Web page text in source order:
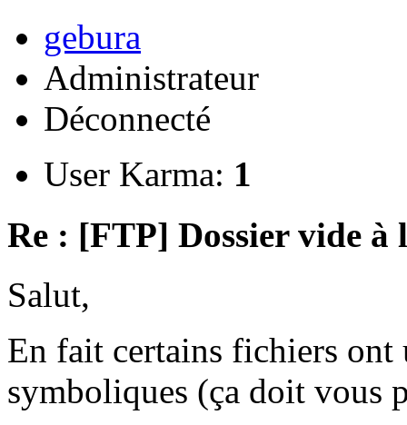
gebura
Administrateur
Déconnecté
User Karma: 1
Re : [FTP] Dossier vide à
Salut,
En fait certains fichiers ont
symboliques (ça doit